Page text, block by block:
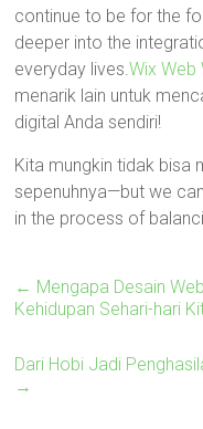
continue to be for the
deeper into the
everyday lives.Wix Web
menarik lain untuk
digital Anda sendiri!
Kita mungkin tidak bisa
sepenuhnya—but we
in the process of
← Mengapa Desain
Kehidupan Sehari-hari
Dari Hobi Jadi
→